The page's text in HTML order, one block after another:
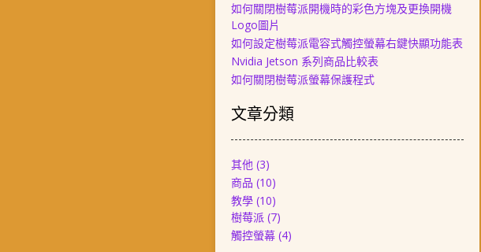
如何關閉樹莓派開機時的彩色方塊及更換開機
Logo圖片
如何設定樹莓派電容式觸控螢幕右鍵快顯功能表
Nvidia Jetson 系列商品比較表
如何關閉樹莓派螢幕保護程式
文章分類
其他(3)
商品 (10)
教學(10)
樹莓派(7)
觸控螢幕(4)